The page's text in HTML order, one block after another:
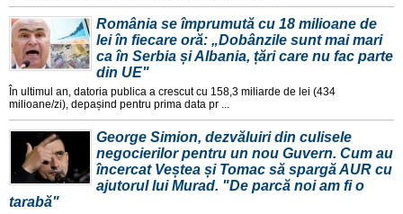
România se împrumută cu 18 milioane de
lei în fiecare oră: „Dobânzile sunt mai mari
ca în Serbia și Albania, țări care nu fac parte
din UE"
În ultimul an, datoria publica a crescut cu 158,3 miliarde de lei (434
milioane/zi), depașind pentru prima data pr ...
George Simion, dezvăluiri din culisele
negocierilor pentru un nou Guvern. Cum au
încercat Veștea și Tomac să spargă AUR cu
ajutorul lui Murad. "De parcă noi am fi o
tarabă"